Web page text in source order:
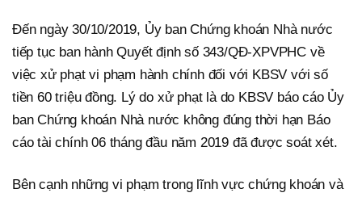
Đến ngày 30/10/2019, Ủy ban Chứng khoán Nhà nước
tiếp tục ban hành Quyết định số 343/QĐ-XPVPHC về
việc xử phạt vi phạm hành chính đối với KBSV với số
tiền 60 triệu đồng. Lý do xử phạt là do KBSV báo cáo Ủy
ban Chứng khoán Nhà nước không đúng thời hạn Báo
cáo tài chính 06 tháng đầu năm 2019 đã được soát xét.
Bên cạnh những vi phạm trong lĩnh vực chứng khoán và